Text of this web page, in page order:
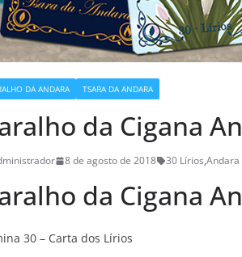
DA ANDARA TSARA DA ANDARA
da Cigana
8 de agosto de 2018 30 Lírios,Andara
da Cigana
30 – Carta dos Lírios